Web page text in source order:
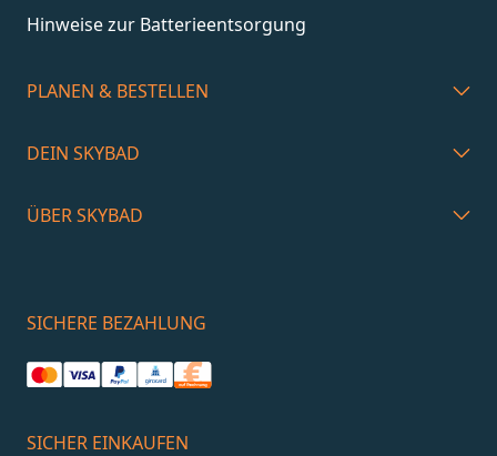
Hinweise zur Batterieentsorgung
PLANEN & BESTELLEN
DEIN SKYBAD
ÜBER SKYBAD
SICHERE BEZAHLUNG
SICHER EINKAUFEN